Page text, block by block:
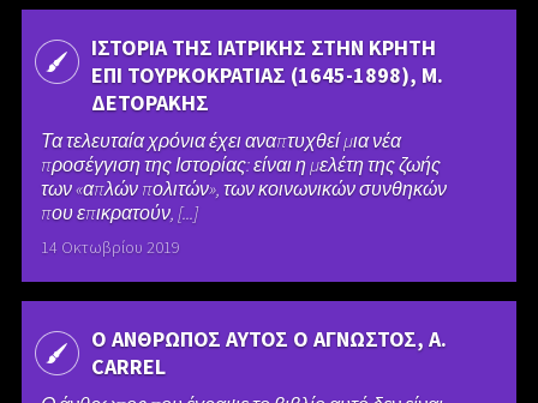
ΙΣΤΟΡΙΑ ΤΗΣ ΙΑΤΡΙΚΗΣ ΣΤΗΝ ΚΡΗΤΗ
ΕΠΙ ΤΟΥΡΚΟΚΡΑΤΙΑΣ (1645-1898), Μ.
ΔΕΤΟΡΑΚΗΣ
Τα τελευταία χρόνια έχει αναπτυχθεί μια νέα
προσέγγιση της Ιστορίας: είναι η μελέτη της ζωής
των «απλών πολιτών», των κοινωνικών συνθηκών
που επικρατούν, [...]
14 Οκτωβρίου 2019
Ο ΑΝΘΡΩΠΟΣ ΑΥΤΟΣ Ο ΑΓΝΩΣΤΟΣ, A.
CARREL